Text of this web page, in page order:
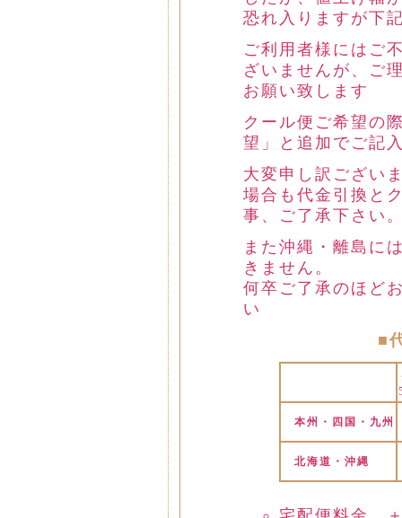
恐れ入りますが下
ご利用者様にはご
ざいませんが、ご
お願い致します
クール便ご希望の
望」と追加でご記
大変申し訳ござい
場合も代金引換と
事、ご了承下さい
また沖縄・離島に
きません。
何卒ご了承のほど
い
■
本州・四国・九州
北海道・沖縄